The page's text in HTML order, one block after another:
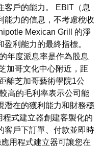
客戶的能力。 EBIT（息
能力的信息，不考慮稅收
Mexican Grill 的淨
利能力的最終指標。
的年度派息率是作為股息
加哥文化中心附近，距
離芝加哥藝術學院1公
高的毛利率表示公司能
潛在的獲利能力和財務穩
式建立器創建客製化的
客戶下訂單、付款並即時
用程式建立器可讓您在